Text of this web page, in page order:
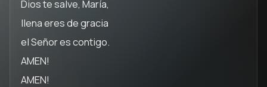
Dios te salve, María,
llena eres de gracia
el Señor es contigo.
AMEN!
AMEN!